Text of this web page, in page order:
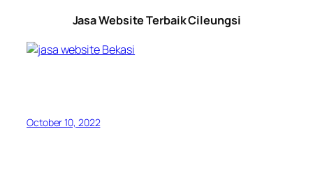
Jasa Website Terbaik Cileungsi
October 10, 2022